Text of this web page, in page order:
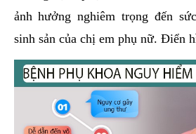
ảnh hưởng nghiêm trọng đến
sinh sản của chị em phụ nữ. Điển